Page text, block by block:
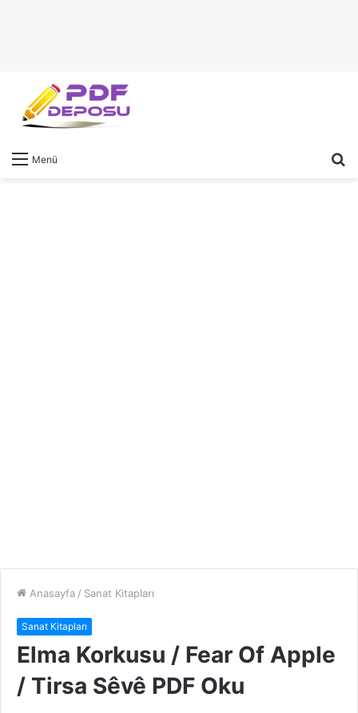
Menü
Anasayfa / Sanat Kitapları
Sanat Kitapları
Elma Korkusu / Fear Of Apple
/ Tirsa Sêvê PDF Oku